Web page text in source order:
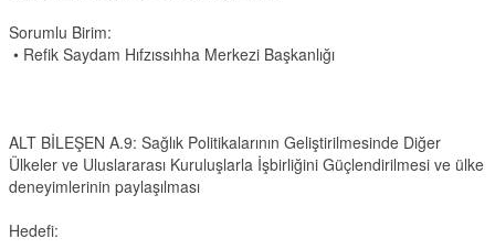
Sorumlu Birim:
• Refik Saydam Hıfzıssıhha Merkezi Başkanlığı
ALT BİLEŞEN A.9: Sağlık Politikalarının Geliştirilmesinde Diğer
Ülkeler ve Uluslararası Kuruluşlarla İşbirliğini Güçlendirilmesi ve ülke
deneyimlerinin paylaşılması
Hedefi: